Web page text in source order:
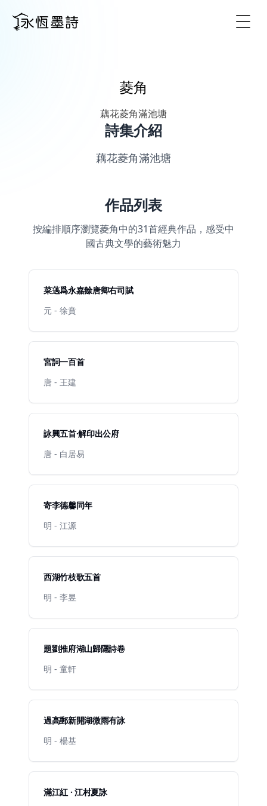
菱角
藕花菱角滿池塘
詩集介紹
藕花菱角滿池塘
作品列表
按編排順序瀏覽菱角中的31首經典作品，感受中
國古典文學的藝術魅力
菜薖爲永嘉餘唐卿右司賦
元 - 徐賁
宮詞一百首
唐 - 王建
詠興五首·解印出公府
唐 - 白居易
寄李德馨同年
明 - 江源
西湖竹枝歌五首
明 - 李昱
題劉推府湖山歸隱詩卷
明 - 童軒
過高郵新開湖微雨有詠
明 - 楊基
滿江紅 · 江村夏詠